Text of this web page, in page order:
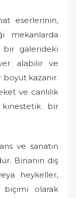
eserlerinin,
mekanlarda
bir galerideki
yer alabilir ve
kazanır.
ve canlılık
kinestetik bir
ve sanatın
Binanın dış
heykeller,
olarak